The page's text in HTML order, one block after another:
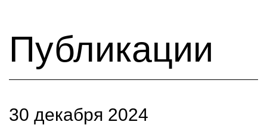
Публикации
30 декабря 2024